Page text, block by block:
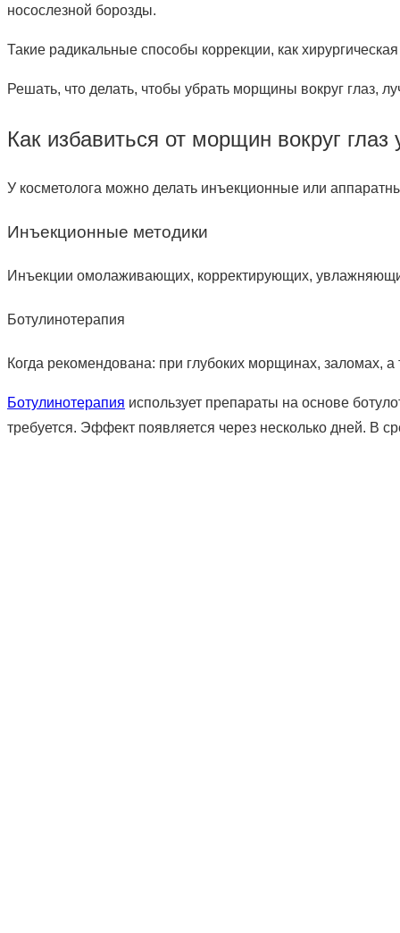
носослезной борозды.
Такие радикальные способы коррекции, как
Решать, что делать, чтобы убрать морщины вокруг глаз,
Как избавиться от морщин вокруг глаз
У косметолога можно делать инъекционные или
Инъекционные методики
Инъекции омолаживающих, корректирующих,
Ботулинотерапия
Когда рекомендована: при глубоких морщинах,
Ботулинотерапия использует препараты на основе
требуется. Эффект появляется через несколько дней. В